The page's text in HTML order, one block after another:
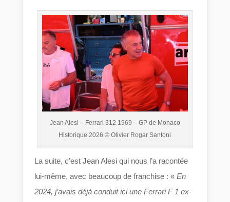
Jean Alesi – Ferrari 312 1969 – GP de Monaco
Historique 2026 © Olivier Rogar Santoni
La suite, c’est Jean Alesi qui nous l’a racontée
lui-même, avec beaucoup de franchise : «En
2024, j’avais déjà conduit ici une Ferrari F 1 ex-